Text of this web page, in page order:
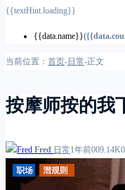
{{textHint.loading}}
{{data.name}}
当前位置： 首页-日常-正文
按摩师按的我
Fred 日常1年前009.14K0